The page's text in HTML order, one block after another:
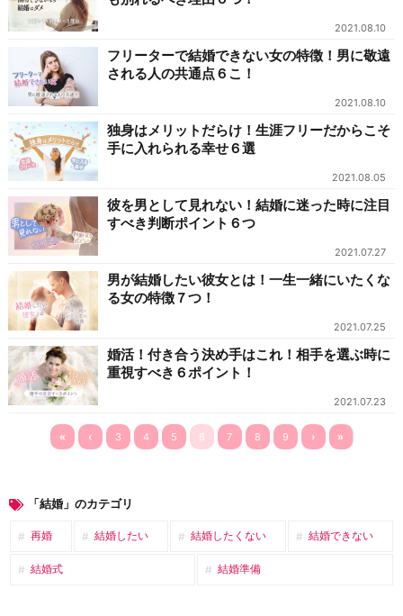
2021.08.10
フリーターで結婚できない女の特徴！男に敬遠
される人の共通点６こ！
2021.08.10
独身はメリットだらけ！生涯フリーだからこそ
手に入れられる幸せ６選
2021.08.05
彼を男として見れない！結婚に迷った時に注目
すべき判断ポイント６つ
2021.07.27
男が結婚したい彼女とは！一生一緒にいたくな
る女の特徴７つ！
2021.07.25
婚活！付き合う決め手はこれ！相手を選ぶ時に
重視すべき６ポイント！
2021.07.23
« ‹ 3 4 5 6 7 8 9 › »
「結婚」のカテゴリ
再婚 結婚したい 結婚したくない 結婚できない
結婚式 結婚準備